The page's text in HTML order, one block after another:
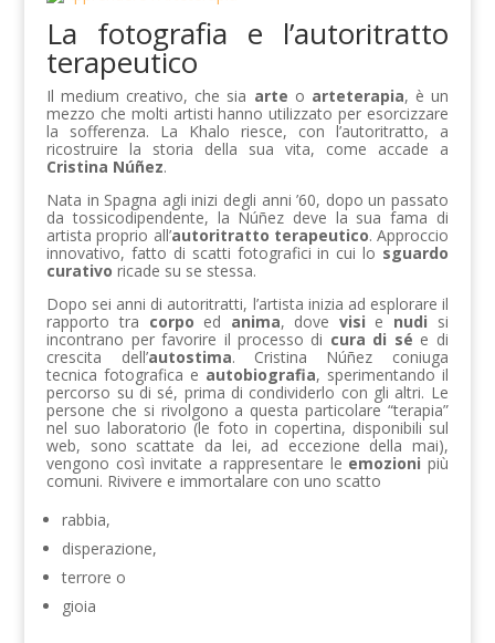
La fotografia e l’autoritratto
terapeutico
Il medium creativo, che sia arte o arteterapia, è un
mezzo che molti artisti hanno utilizzato per esorcizzare
la sofferenza. La Khalo riesce, con l’autoritratto, a
ricostruire la storia della sua vita, come accade a
Cristina Núñez.
Nata in Spagna agli inizi degli anni ’60, dopo un passato
da tossicodipendente, la Núñez deve la sua fama di
artista proprio all’autoritratto terapeutico. Approccio
innovativo, fatto di scatti fotografici in cui lo sguardo
curativo ricade su se stessa.
Dopo sei anni di autoritratti, l’artista inizia ad esplorare il
rapporto tra corpo ed anima, dove visi e nudi si
incontrano per favorire il processo di cura di sé e di
crescita dell’autostima. Cristina Núñez coniuga
tecnica fotografica e autobiografia, sperimentando il
percorso su di sé, prima di condividerlo con gli altri. Le
persone che si rivolgono a questa particolare “terapia”
nel suo laboratorio (le foto in copertina, disponibili sul
web, sono scattate da lei, ad eccezione della mai),
vengono così invitate a rappresentare le emozioni più
comuni. Rivivere e immortalare con uno scatto
rabbia,
disperazione,
terrore o
gioia